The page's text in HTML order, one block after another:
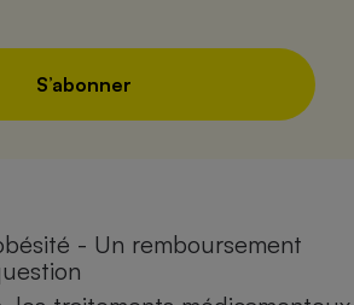
S’abonner
- Un remboursement